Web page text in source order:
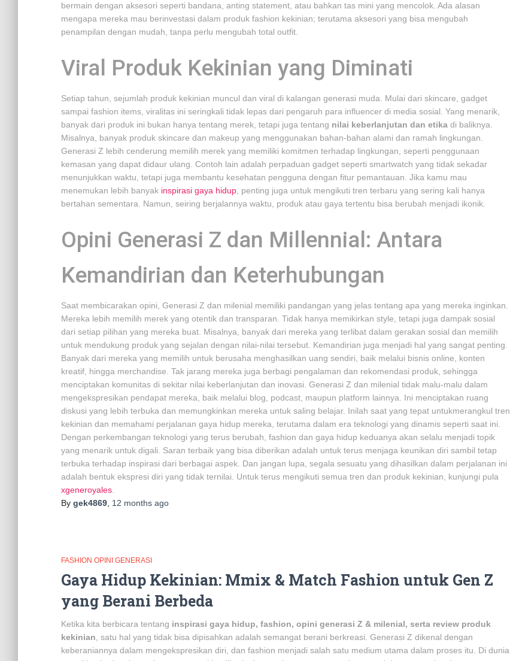
bermain dengan aksesori seperti bandana, anting statement, atau bahkan tas mini yang mencolok. Ada alasan
mengapa mereka mau berinvestasi dalam produk fashion kekinian; terutama aksesori yang bisa mengubah
penampilan dengan mudah, tanpa perlu mengubah total outfit.
Viral Produk Kekinian yang Diminati
Setiap tahun, sejumlah produk kekinian muncul dan viral di kalangan generasi muda. Mulai dari skincare, gadget
sampai fashion items, viralitas ini seringkali tidak lepas dari pengaruh para influencer di media sosial. Yang menarik,
banyak dari produk ini bukan hanya tentang merek, tetapi juga tentang nilai keberlanjutan dan etika di baliknya.
Misalnya, banyak produk skincare dan makeup yang menggunakan bahan-bahan alami dan ramah lingkungan.
Generasi Z lebih cenderung memilih merek yang memiliki komitmen terhadap lingkungan, seperti penggunaan
kemasan yang dapat didaur ulang. Contoh lain adalah perpaduan gadget seperti smartwatch yang tidak sekadar
menunjukkan waktu, tetapi juga membantu kesehatan pengguna dengan fitur pemantauan. Jika kamu mau
menemukan lebih banyak inspirasi gaya hidup , penting juga untuk mengikuti tren terbaru yang sering kali hanya
bertahan sementara. Namun, seiring berjalannya waktu, produk atau gaya tertentu bisa berubah menjadi ikonik.
Opini Generasi Z dan Millennial: Antara
Kemandirian dan Keterhubungan
Saat membicarakan opini, Generasi Z dan milenial memiliki pandangan yang jelas tentang apa yang mereka inginkan.
Mereka lebih memilih merek yang otentik dan transparan. Tidak hanya memikirkan style, tetapi juga dampak sosial
dari setiap pilihan yang mereka buat. Misalnya, banyak dari mereka yang terlibat dalam gerakan sosial dan memilih
untuk mendukung produk yang sejalan dengan nilai-nilai tersebut. Kemandirian juga menjadi hal yang sangat penting.
Banyak dari mereka yang memilih untuk berusaha menghasilkan uang sendiri, baik melalui bisnis online, konten
kreatif, hingga merchandise. Tak jarang mereka juga berbagi pengalaman dan rekomendasi produk, sehingga
menciptakan komunitas di sekitar nilai keberlanjutan dan inovasi. Generasi Z dan milenial tidak malu-malu dalam
mengekspresikan pendapat mereka, baik melalui blog, podcast, maupun platform lainnya. Ini menciptakan ruang
diskusi yang lebih terbuka dan memungkinkan mereka untuk saling belajar. Inilah saat yang tepat untukmerangkul tren
kekinian dan memahami perjalanan gaya hidup mereka, terutama dalam era teknologi yang dinamis seperti saat ini.
Dengan perkembangan teknologi yang terus berubah, fashion dan gaya hidup keduanya akan selalu menjadi topik
yang menarik untuk digali. Saran terbaik yang bisa diberikan adalah untuk terus menjaga keunikan diri sambil tetap
terbuka terhadap inspirasi dari berbagai aspek. Dan jangan lupa, segala sesuatu yang dihasilkan dalam perjalanan ini
adalah bentuk ekspresi diri yang tidak ternilai. Untuk terus mengikuti semua tren dan produk kekinian, kunjungi pula
xgeneroyales
By gek4869 12 months ago
FASHION OPINI GENERASI
Gaya Hidup Kekinian: Mmix & Match Fashion untuk Gen Z
yang Berani Berbeda
Ketika kita berbicara tentang inspirasi gaya hidup, fashion, opini generasi Z & milenial, serta review produk
kekinian , satu hal yang tidak bisa dipisahkan adalah semangat berani berkreasi. Generasi Z dikenal dengan
keberaniannya dalam mengekspresikan diri, dan fashion menjadi salah satu medium utama dalam proses itu. Di dunia